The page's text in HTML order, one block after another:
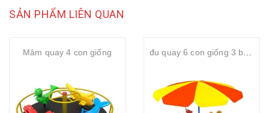
SẢN PHẨM LIÊN QUAN
Mâm quay 4 con giống